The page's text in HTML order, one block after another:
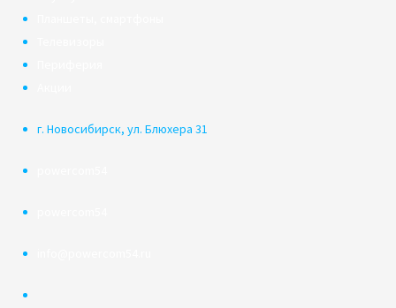
г. Новосибирск, ул. Блюхера 31